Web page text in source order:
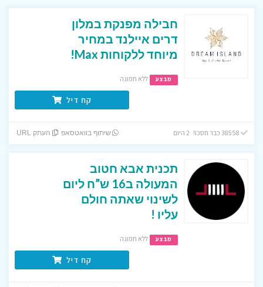
חבילה מפנקת במלון
דרים איילנד במחיר
מיוחד ללקוחות Max!
מבצע ללא תפוגה
קח דיל
38558 כבר חסכו! 2 היום שיתוף בוואטסאפ העתק URL
תכנית אבא חטוב
המעולה ב16 ש”ח ליום
לשינוי שאתה חולם
עליו !
מבצע ללא תפוגה
קח דיל